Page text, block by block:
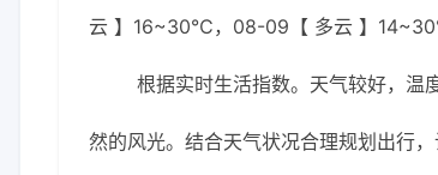
云 】16~30℃，08-09【 多云 】
根据实时生活指数。天气较好，温
然的风光。结合天气状况合理规划出行，